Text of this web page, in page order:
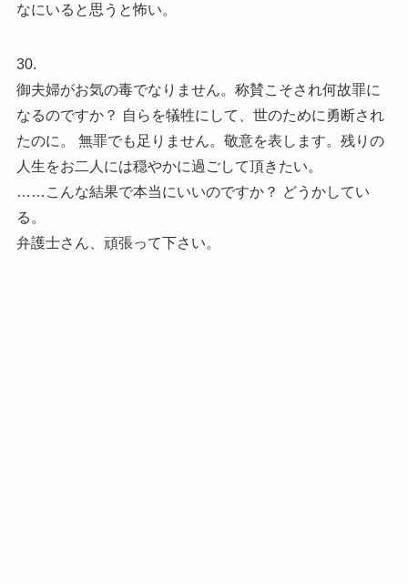
なにいると思うと怖い。
30.
御夫婦がお気の毒でなりません。称賛こそされ何故罪に
なるのですか？ 自らを犠牲にして、世のために勇断され
たのに。 無罪でも足りません。敬意を表します。残りの
人生をお二人には穏やかに過ごして頂きたい。
……こんな結果で本当にいいのですか？ どうかしてい
る。
弁護士さん、頑張って下さい。